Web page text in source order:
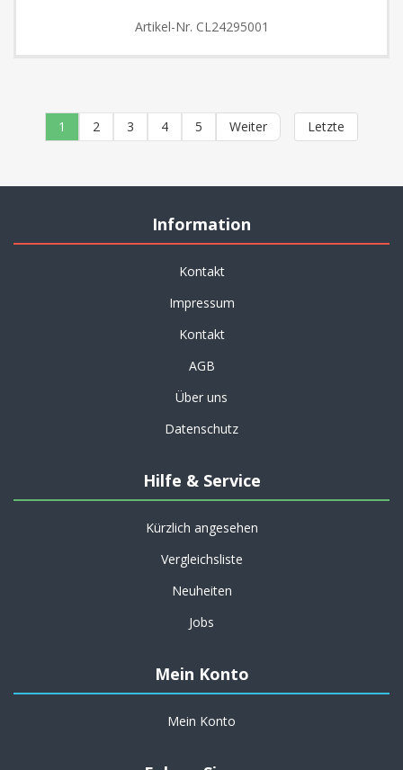
Artikel-Nr. CL24295001
1 2 3 4 5 Weiter Letzte
Information
Kontakt
Impressum
Kontakt
AGB
Über uns
Datenschutz
Hilfe & Service
Kürzlich angesehen
Vergleichsliste
Neuheiten
Jobs
Mein Konto
Mein Konto